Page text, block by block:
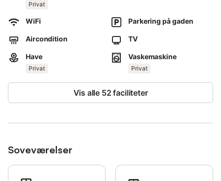
Swimmingpools er åbne fra juni til september, med gratis
liggestole for gæster.
Ejendommen ligger tæt på stranden, offentlig transport er i
gåafstand, og der er to tennisbaner.
Gratis parkering på gaden er tilgængelig.
Kæledyr er ikke tilladt.
Rygning og fester er ikke tilladt.
Privat
WiFi Parkering på gaden
Aircondition TV
Have
Privat
Vaskemaskine
Privat
Vis alle 52 faciliteter
Soveværelser